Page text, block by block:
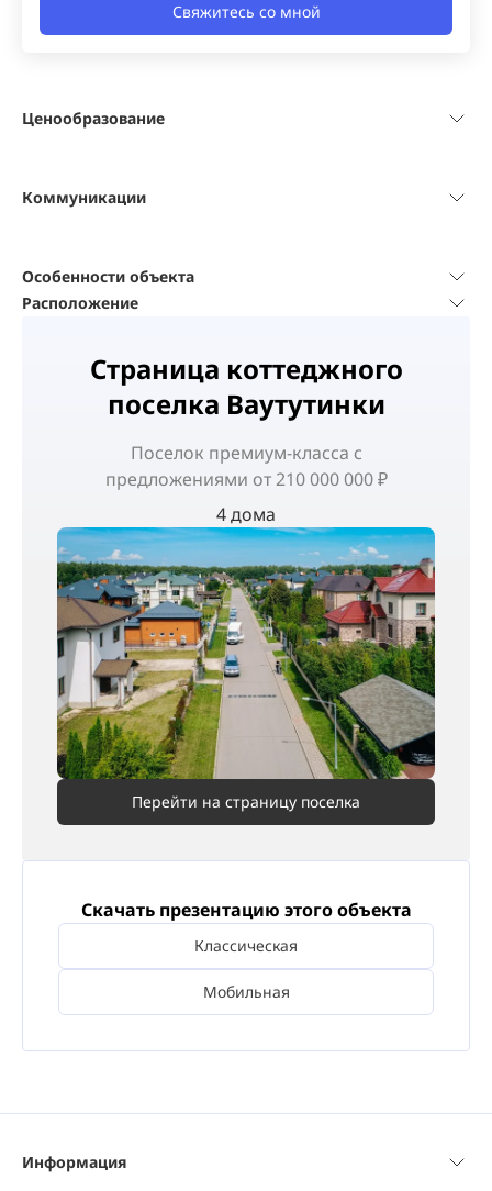
Ценообразование
Коммуникации
Особенности объекта
Свяжитесь со мной
Расположение
Страница коттеджного
поселка Ваутутинки
Поселок премиум-класса с
предложениями от 210 000 000 ₽
4 дома
Перейти на страницу поселка
Скачать презентацию этого объекта
Классическая
Мобильная
Информация